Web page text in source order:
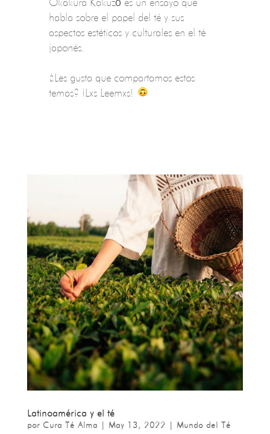
habla sobre el papel del té y sus
aspectos estéticos y culturales en el té
japonés.
¿Les gusta que compartamos estos
temas? ¡Lxs Leemxs!
Latinoamérica y el té
por Cura Té Alma | May 13, 2022 | Mundo del Té